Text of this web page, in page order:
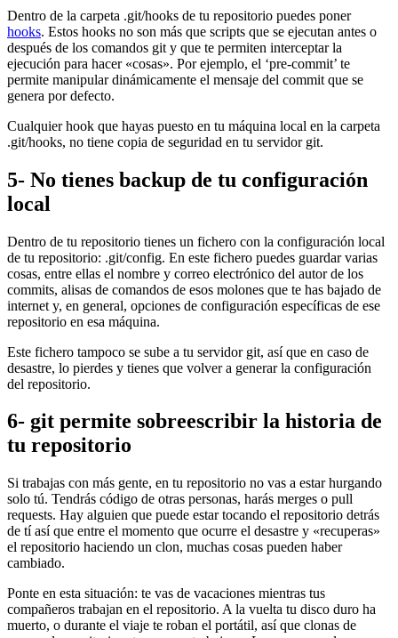
Dentro de la carpeta .git/hooks de tu repositorio puedes poner
hooks. Estos hooks no son más que scripts que se ejecutan antes o
después de los comandos git y que te permiten interceptar la
ejecución para hacer «cosas». Por ejemplo, el ‘pre-commit’ te
permite manipular dinámicamente el mensaje del commit que se
genera por defecto.
Cualquier hook que hayas puesto en tu máquina local en la carpeta
.git/hooks, no tiene copia de seguridad en tu servidor git.
5- No tienes backup de tu configuración
local
Dentro de tu repositorio tienes un fichero con la configuración local
de tu repositorio: .git/config. En este fichero puedes guardar varias
cosas, entre ellas el nombre y correo electrónico del autor de los
commits, alisas de comandos de esos molones que te has bajado de
internet y, en general, opciones de configuración específicas de ese
repositorio en esa máquina.
Este fichero tampoco se sube a tu servidor git, así que en caso de
desastre, lo pierdes y tienes que volver a generar la configuración
del repositorio.
6- git permite sobreescribir la historia de
tu repositorio
Si trabajas con más gente, en tu repositorio no vas a estar hurgando
solo tú. Tendrás código de otras personas, harás merges o pull
requests. Hay alguien que puede estar tocando el repositorio detrás
de tí así que entre el momento que ocurre el desastre y «recuperas»
el repositorio haciendo un clon, muchas cosas pueden haber
cambiado.
Ponte en esta situación: te vas de vacaciones mientras tus
compañeros trabajan en el repositorio. A la vuelta tu disco duro ha
muerto, o durante el viaje te roban el portátil, así que clonas de